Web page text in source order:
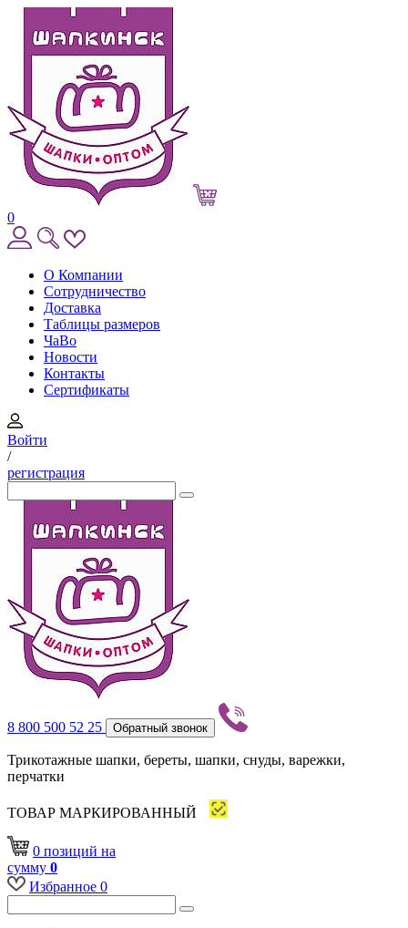
0
О Компании
Сотрудничество
Доставка
Таблицы размеров
ЧаВо
Новости
Контакты
Сертификаты
Войти
/
регистрация
8 800 500 52 25 Обратный звонок
Трикотажные шапки, береты, шапки, снуды, варежки,
перчатки
ТОВАР МАРКИРОВАННЫЙ
0 позиций на
сумму 0
Избранное 0